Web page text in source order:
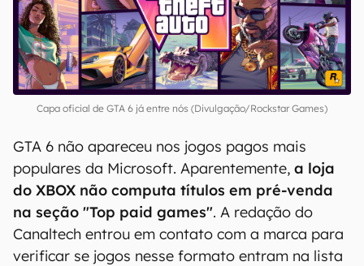
Capa oficial de GTA 6 já entre nós (Divulgação/Rockstar Games)
GTA 6 não apareceu nos jogos pagos mais
populares da Microsoft. Aparentemente, a loja
do XBOX não computa títulos em pré-venda
na seção "Top paid games". A redação do
Canaltech entrou em contato com a marca para
verificar se jogos nesse formato entram na lista